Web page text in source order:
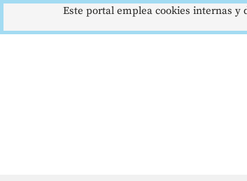
Este portal emplea cookies internas